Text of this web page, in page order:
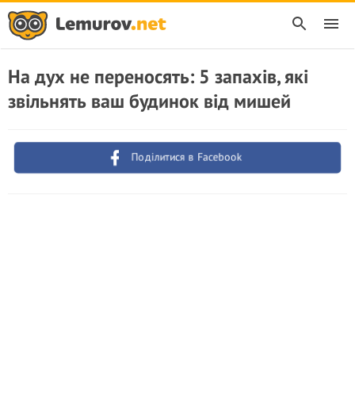
На дух не переносять: 5 запахів, які
звільнять ваш будинок від мишей
Поділитися в Facebook